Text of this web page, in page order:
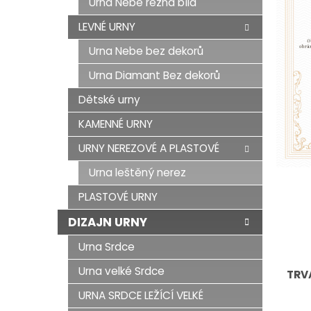
LEVNÉ URNY
Urna Nebe bez dekorů
Urna Diamant Bez dekorů
Dětské urny
KAMENNÉ URNY
URNY NEREZOVÉ A PLASTOVÉ
Urna leštěný nerez
PLASTOVÉ URNY
DIZAJN URNY
Urna Srdce
Urna velké Srdce
URNA SRDCE LEŽÍCÍ VELKÉ